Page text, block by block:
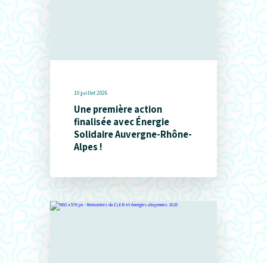
10 juillet 2026
Une première action
finalisée avec Énergie
Solidaire Auvergne-Rhône-
Alpes !